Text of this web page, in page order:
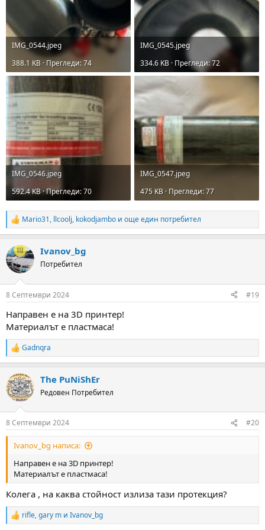
IMG_0544.jpeg
388.1 KB · Прегледи: 74
IMG_0545.jpeg
334.6 KB · Прегледи: 72
IMG_0546.jpeg
592.4 KB · Прегледи: 70
IMG_0547.jpeg
475 KB · Прегледи: 77
R
e
c
t
i
s
Mario31, llcoolj, kokodjambo и още един потребител
Ivanov_bg
Потребител
8 Септември 2024 #19
Направен е на 3D принтер!
Материалът е пластмаса!
R
e
c
t
i
s
:
Gadnqra
The PuNiShEr
Редовен Потребител
8 Септември 2024 #20
Ivanov_bg написа:
Направен е на 3D принтер!
Материалът е пластмаса!
Колега , на каква стойност излиза тази протекция?
R
rifle,gary m и Ivanov_bg